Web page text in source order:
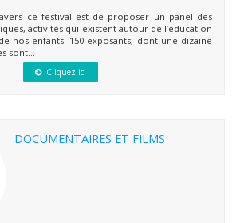
ce festival est de proposer un panel des
activités qui existent autour de l’éducation
nos enfants. 150 exposants, dont une dizaine
sont...
Cliquez ici
DOCUMENTAIRES ET FILMS